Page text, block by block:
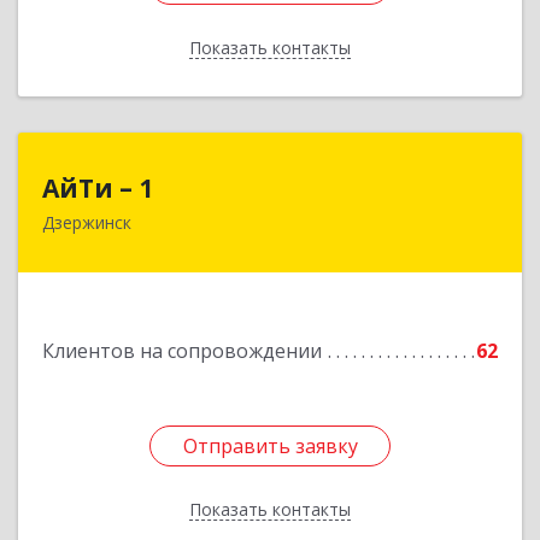
Показать контакты
Назад
АйТи – 1
Дзержинск
Клиентов на сопровождении 62
Отправить заявку
Показать контакты
606015, Нижегородская обл, Дзержинск г,
Отправить заявку
Назад